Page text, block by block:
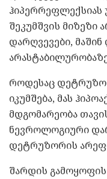
შეკუმშვის
დარღვევები,
როდესაც
იკუმშება, მას
მდგომარეობა
ნევროლოგიური
დეტრუზორის
შარდის